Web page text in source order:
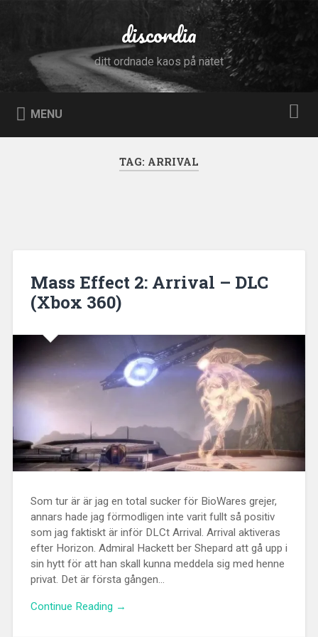
discordia
ditt ordnade kaos på nätet
MENU
TAG: ARRIVAL
Mass Effect 2: Arrival – DLC
(Xbox 360)
Som tur är är jag en total sucker för BioWares grejer,
annars hade jag förmodligen inte varit fullt så positiv
som jag faktiskt är inför DLCt Arrival. Arrival aktiveras
efter Horizon. Admiral Hackett ber Shepard att gå upp i
sin hytt för att han skall kunna meddela sig med henne
privat. Det är första gången...
Continue Reading →